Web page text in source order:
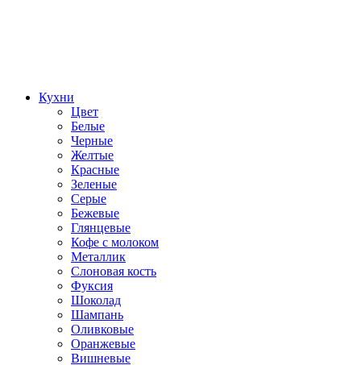
Кухни
Цвет
Белые
Черные
Желтые
Красные
Зеленые
Серые
Бежевые
Глянцевые
Кофе с молоком
Металлик
Слоновая кость
Фуксия
Шоколад
Шампань
Оливковые
Оранжевые
Вишневые